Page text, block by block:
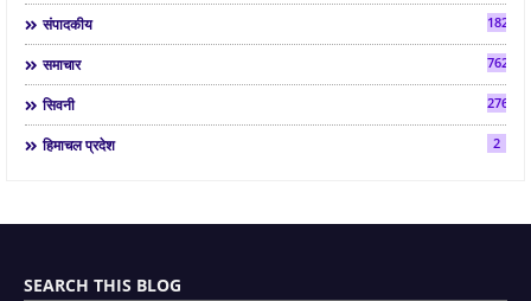
संपादकीय 182
समाचार 7624
सिवनी 2763
हिमाचल प्रदेश 2
SEARCH THIS BLOG